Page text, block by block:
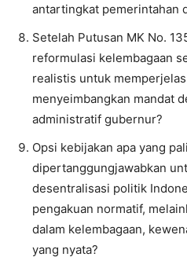
antartingkat pemerintahan
Setelah Putusan MK No.
reformulasi kelembagaan
realistis untuk
menyeimbangkan mandat
administratif gubernur?
Opsi kebijakan apa yang
dipertanggungjawabkan
desentralisasi politik
pengakuan normatif,
dalam kelembagaan,
yang nyata?